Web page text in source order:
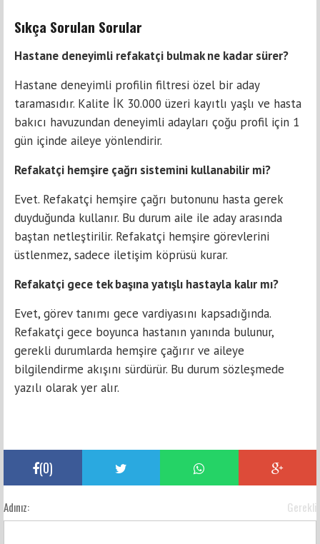
Sıkça Sorulan Sorular
Hastane deneyimli refakatçi bulmak ne kadar sürer?
Hastane deneyimli profilin filtresi özel bir aday
taramasıdır. Kalite İK 30.000 üzeri kayıtlı yaşlı ve hasta
bakıcı havuzundan deneyimli adayları çoğu profil için 1
gün içinde aileye yönlendirir.
Refakatçi hemşire çağrı sistemini kullanabilir mi?
Evet. Refakatçi hemşire çağrı butonunu hasta gerek
duyduğunda kullanır. Bu durum aile ile aday arasında
baştan netleştirilir. Refakatçi hemşire görevlerini
üstlenmez, sadece iletişim köprüsü kurar.
Refakatçi gece tek başına yatışlı hastayla kalır mı?
Evet, görev tanımı gece vardiyasını kapsadığında.
Refakatçi gece boyunca hastanın yanında bulunur,
gerekli durumlarda hemşire çağırır ve aileye
bilgilendirme akışını sürdürür. Bu durum sözleşmede
yazılı olarak yer alır.
(0)
Adınız: Gerekli